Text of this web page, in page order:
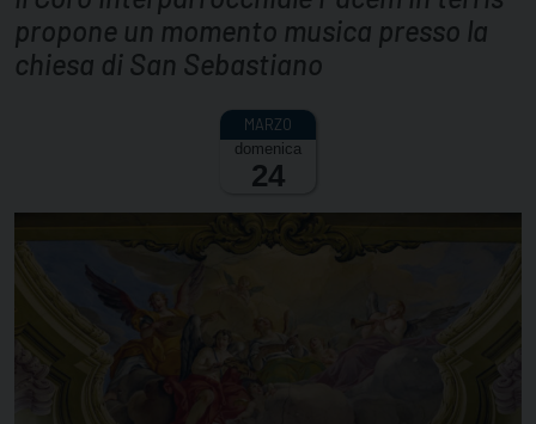
propone un momento musica presso la
chiesa di San Sebastiano
domenica
24